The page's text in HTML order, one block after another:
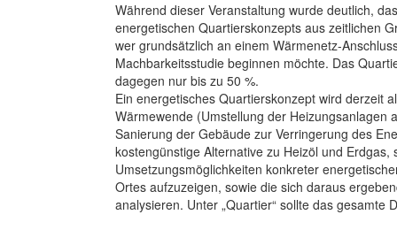
Während dieser Veranstaltung wurde deutlich,
energetischen Quartierskonzepts aus zeitlichen
wer grundsätzlich an einem Wärmenetz-
Machbarkeitsstudie beginnen möchte. Das
dagegen nur bis zu 50 %.
Ein energetisches Quartierskonzept wird derzeit
Wärmewende (Umstellung der
Sanierung der Gebäude zur Verringerung des
kostengünstige Alternative zu Heizöl und
Umsetzungsmöglichkeiten konkreter
Ortes aufzuzeigen, sowie die sich daraus
analysieren. Unter „Quartier“ sollte das